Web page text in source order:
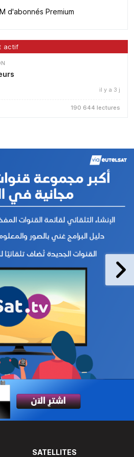
d'abonnés Premium
actif
il y a 3 j
190 644 lectures
SATELLITES